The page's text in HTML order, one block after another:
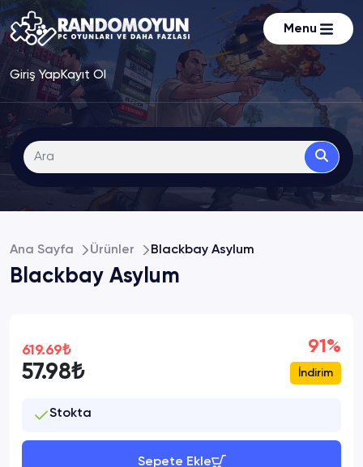
Menu
Giriş YapKayıt Ol
Ana Sayfa Ürünler Blackbay Asylum
Blackbay Asylum
619.69₺
57.98₺
91%
İndirim
Stokta
Sepete Ekle